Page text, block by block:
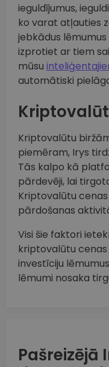
ieguldījumus,
ko varat atļauties
jebkādus
izprotiet ar tiem
mūsu
automātiski
Kriptovalūtu
piemēram, Irys
Tās kalpo kā
pārdevēji, lai
Kriptovalūtu
pārdošanas
Visi šie faktori
kriptovalūtu cenas
investīciju
lēmumi nosaka
Pašreizējā